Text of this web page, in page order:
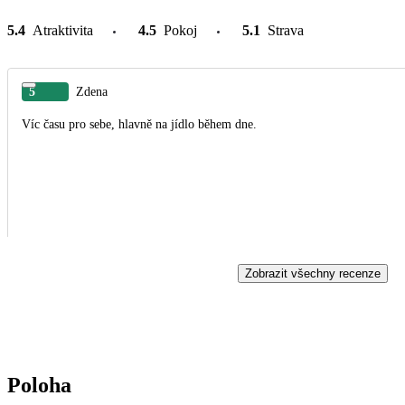
5.4 Atraktivita 4.5 Pokoj 5.1 Strava
5 Zdena
Víc času pro sebe, hlavně na jídlo během dne.
Zobrazit všechny recenze
Poloha